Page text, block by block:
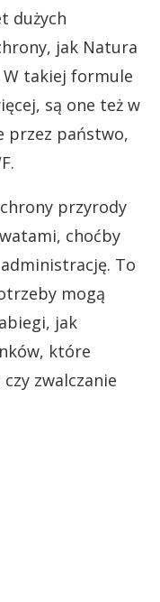
dużych
jak Natura
W takiej formule
są one też w
przez państwo,
przyrody
choćby
To
mogą
jak
które
zwalczanie